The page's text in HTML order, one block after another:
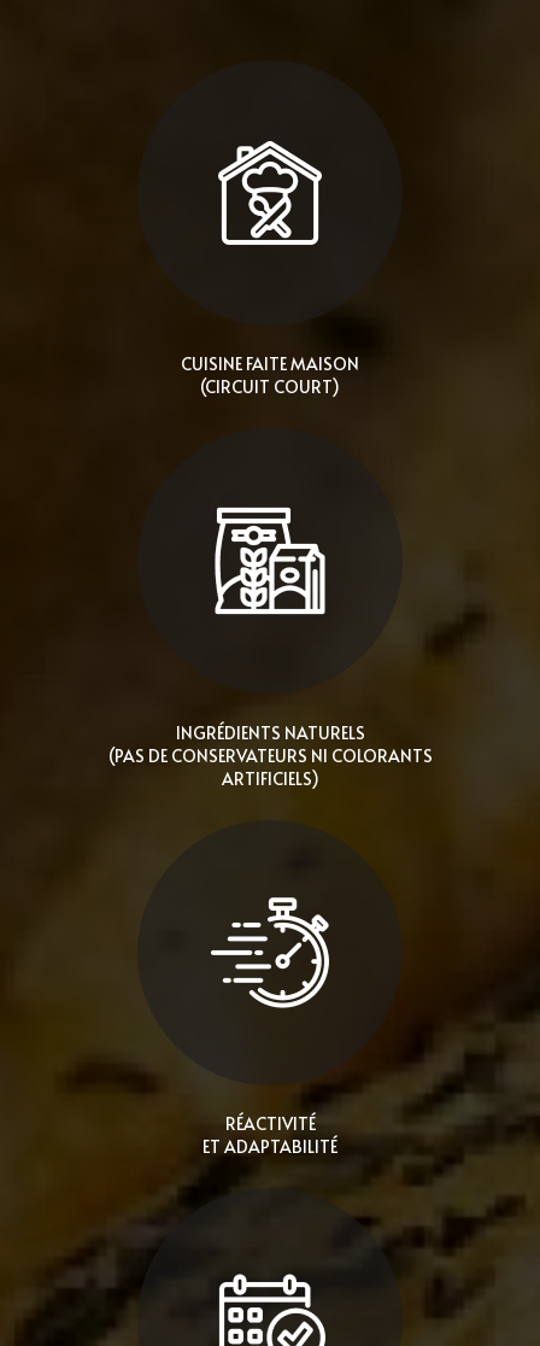
CUISINE FAITE MAISON
(CIRCUIT COURT)
INGRÉDIENTS NATURELS
(PAS DE CONSERVATEURS NI COLORANTS
ARTIFICIELS)
RÉACTIVITÉ
ET ADAPTABILITÉ